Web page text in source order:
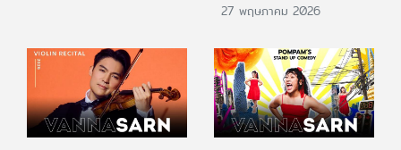
27 พฤษภาคม 2026